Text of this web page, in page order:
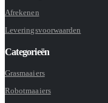
Afrekenen
Leveringsvoorwaarden
Categorieën
Grasmaaiers
Robotmaaiers